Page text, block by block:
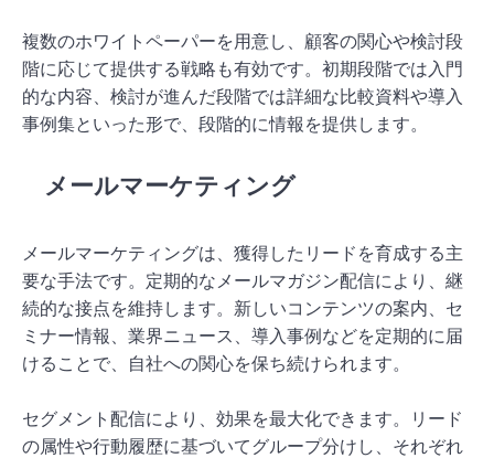
複数のホワイトペーパーを用意し、顧客の関心や検討段
階に応じて提供する戦略も有効です。初期段階では入門
的な内容、検討が進んだ段階では詳細な比較資料や導入
事例集といった形で、段階的に情報を提供します。
メールマーケティング
メールマーケティングは、獲得したリードを育成する主
要な手法です。定期的なメールマガジン配信により、継
続的な接点を維持します。新しいコンテンツの案内、セ
ミナー情報、業界ニュース、導入事例などを定期的に届
けることで、自社への関心を保ち続けられます。
セグメント配信により、効果を最大化できます。リード
の属性や行動履歴に基づいてグループ分けし、それぞれ